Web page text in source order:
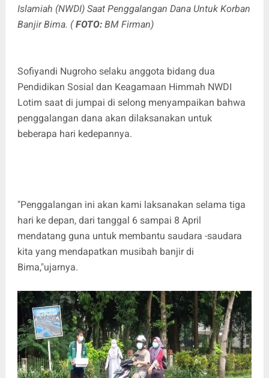
Islamiah (NWDI) Saat Penggalangan Dana Untuk Korban
Banjir Bima. (FOTO: BM Firman)
Sofiyandi Nugroho selaku anggota bidang dua
Pendidikan Sosial dan Keagamaan Himmah NWDI
Lotim saat di jumpai di selong menyampaikan bahwa
penggalangan dana akan dilaksanakan untuk
beberapa hari kedepannya.
"Penggalangan ini akan kami laksanakan selama tiga
hari ke depan, dari tanggal 6 sampai 8 April
mendatang guna untuk membantu saudara -saudara
kita yang mendapatkan musibah banjir di
Bima,"ujarnya.